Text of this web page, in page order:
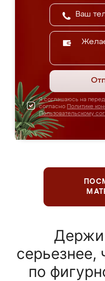
Я соглашаюсь на
согласно Политике
Пользовательскому
по